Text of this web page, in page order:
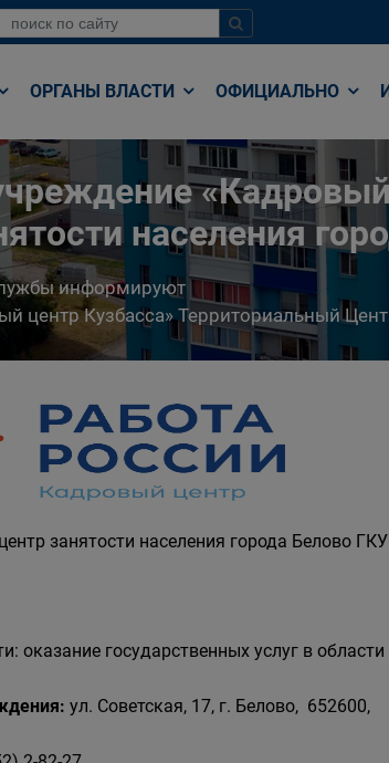
ОРГАНЫ ВЛАСТИ ОФИЦИАЛЬНО
населения
информируют
центр Кузбасса» Территориальный
занятости населения города Белово
оказание государственных услуг в
ул. Советская, 17, г. Белово, 652600,